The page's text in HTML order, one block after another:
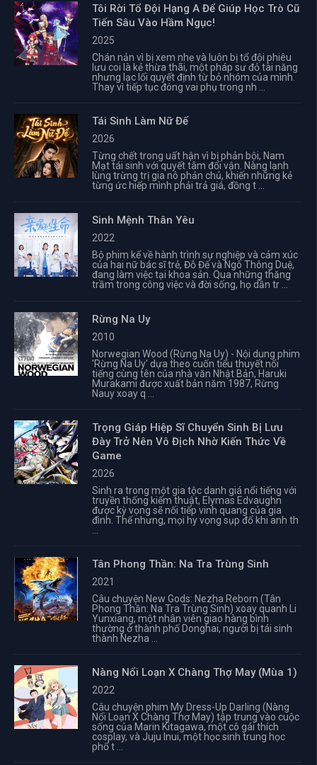
Tôi Rời Tổ Đội Hạng A Để Giúp Học Trò Cũ
Tiến Sâu Vào Hầm Ngục!
2025
Chán nản vì bị xem nhẹ và luôn bị tổ đội phiêu
lưu coi là kẻ thừa thãi, một pháp sư đỏ tài năng
nhưng lạc lối quyết định từ bỏ nhóm của mình.
Thay vì tiếp tục đóng vai phụ trong nh ...
Tái Sinh Làm Nữ Đế
2026
Từng chết trong uất hận vì bị phản bội, Nam
Mạt tái sinh với quyết tâm đổi vận. Nàng lạnh
lùng trừng trị gia nô phản chủ, khiến những kẻ
từng ức hiếp mình phải trả giá, đồng t ...
Sinh Mệnh Thân Yêu
2022
Bộ phim kể về hành trình sự nghiệp và cảm xúc
của hai nữ bác sĩ trẻ, Đỗ Đế và Ngô Thông Duệ,
đang làm việc tại khoa sản. Qua những thăng
trầm trong công việc và đời sống, họ dần tr ...
Rừng Na Uy
2010
Norwegian Wood (Rừng Na Uy) - Nội dung phim
'Rừng Na Uy' dựa theo cuốn tiểu thuyết nổi
tiếng cùng tên của nhà văn Nhật Bản, Haruki
Murakami được xuất bản năm 1987, Rừng
Nauy xoay q ...
Trọng Giáp Hiệp Sĩ Chuyển Sinh Bị Lưu
Đày Trở Nên Vô Địch Nhờ Kiến Thức Về
Game
2026
Sinh ra trong một gia tộc danh giá nổi tiếng với
truyền thống kiếm thuật, Elymas Edvaughn
được kỳ vọng sẽ nối tiếp vinh quang của gia
đình. Thế nhưng, mọi hy vọng sụp đổ khi anh th
Tân Phong Thần: Na Tra Trùng Sinh
2021
Câu chuyện New Gods: Nezha Reborn (Tân
Phong Thần: Na Tra Trùng Sinh) xoay quanh Li
Yunxiang, một nhân viên giao hàng bình
thường ở thành phố Donghai, người bị tái sinh
thành Nezha ...
Nàng Nổi Loạn X Chàng Thợ May (Mùa 1)
2022
Câu chuyện phim My Dress-Up Darling (Nàng
Nổi Loạn X Chàng Thợ May) tập trung vào cuộc
sống của Marin Kitagawa, một cô gái thích
cosplay, và Juju Inui, một học sinh trung học
phổ t ...